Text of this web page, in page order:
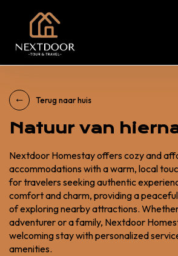
Terug naar huis
Natuur van
Nextdoor Homestay offers cozy and
accommodations with a warm, local
for travelers seeking authentic
comfort and charm, providing a
of exploring nearby attractions.
adventurer or a family, Nextdoor
welcoming stay with personalized
amenities.